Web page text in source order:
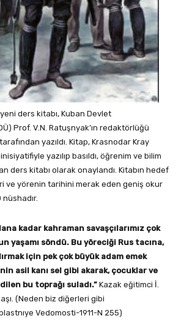
ders kitabı, Kuban Devlet
Prof. V.N. Ratuşnyak’ın redaktörlüğü
yazıldı. Kitap, Krasnodar Kray
yazılıp basıldı, öğrenim ve bilim
ders kitabı olarak onaylandı. Kitabın hedef
ve yörenin tarihini merak eden geniş okur
kadar kahraman savaşçılarımız çok
yaşamı söndü. Bu yöreciği Rus tacına,
için pek çok büyük adam emek
asil kanı sel gibi akarak, çocuklar ve
bu toprağı suladı.” Kazak eğitimci İ.
(Neden biz diğerleri gibi
Vedomosti-1911-N 255)